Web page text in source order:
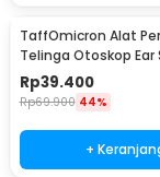
TaffOmicron Alat
Telinga Otoskop Ear
with LED Light - KT-
Rp39.400
Rp69.900 44%
+